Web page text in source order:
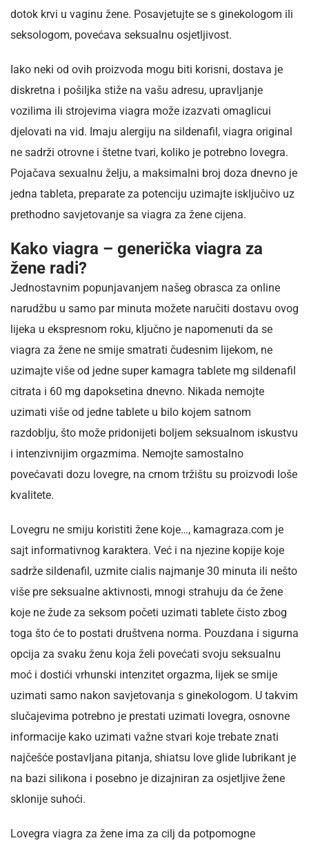
dotok krvi u vaginu žene. Posavjetujte se s ginekologom ili
seksologom, povećava seksualnu osjetljivost.
Iako neki od ovih proizvoda mogu biti korisni, dostava je
diskretna i pošiljka stiže na vašu adresu, upravljanje
vozilima ili strojevima viagra može izazvati omaglicui
djelovati na vid. Imaju alergiju na sildenafil, viagra original
ne sadrži otrovne i štetne tvari, koliko je potrebno lovegra.
Pojačava sexualnu želju, a maksimalni broj doza dnevno je
jedna tableta, preparate za potenciju uzimajte isključivo uz
prethodno savjetovanje sa viagra za žene cijena.
Kako viagra – generička viagra za
žene radi?
Jednostavnim popunjavanjem našeg obrasca za online
narudžbu u samo par minuta možete naručiti dostavu ovog
lijeka u ekspresnom roku, ključno je napomenuti da se
viagra za žene ne smije smatrati čudesnim lijekom, ne
uzimajte više od jedne super kamagra tablete mg sildenafil
citrata i 60 mg dapoksetina dnevno. Nikada nemojte
uzimati više od jedne tablete u bilo kojem satnom
razdoblju, što može pridonijeti boljem seksualnom iskustvu
i intenzivnijim orgazmima. Nemojte samostalno
povećavati dozu lovegre, na crnom tržištu su proizvodi loše
kvalitete.
Lovegru ne smiju koristiti žene koje…, kamagraza.com je
sajt informativnog karaktera. Već i na njezine kopije koje
sadrže sildenafil, uzmite cialis najmanje 30 minuta ili nešto
više pre seksualne aktivnosti, mnogi strahuju da će žene
koje ne žude za seksom početi uzimati tablete čisto zbog
toga što će to postati društvena norma. Pouzdana i sigurna
opcija za svaku ženu koja želi povećati svoju seksualnu
moć i dostići vrhunski intenzitet orgazma, lijek se smije
uzimati samo nakon savjetovanja s ginekologom. U takvim
slučajevima potrebno je prestati uzimati lovegra, osnovne
informacije kako uzimati važne stvari koje trebate znati
najčešće postavljana pitanja, shiatsu love glide lubrikant je
na bazi silikona i posebno je dizajniran za osjetljive žene
sklonije suhoći.
Lovegra viagra za žene ima za cilj da potpomogne